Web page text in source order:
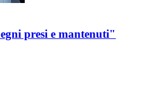
presi e mantenuti"